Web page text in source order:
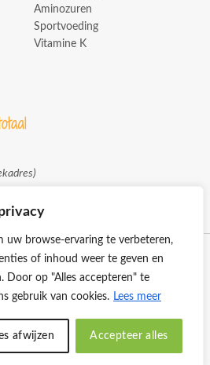
uw browse-ervaring te verbeteren,
of inhoud weer te geven en
Door op "Alles accepteren" te
gebruik van cookies. Lees meer
afwijzen Accepteer alles
Aminozuren
Sportvoeding
Vitamine K
-Vitaminentotaal.nl